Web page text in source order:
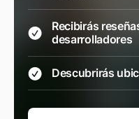
Recibirás
desarrolladores
Descubrirás